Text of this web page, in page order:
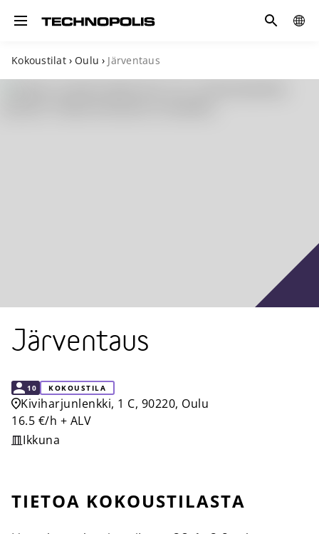
Toggle navigation
Hae
Kokoustilat › Oulu › Järventaus
Järventaus
KAPASITEETTI
10 KOKOUSTILA
Kiviharjunlenkki, 1 C, 90220, Oulu
16.5 €/h + ALV
Ikkuna
TIETOA KOKOUSTILASTA